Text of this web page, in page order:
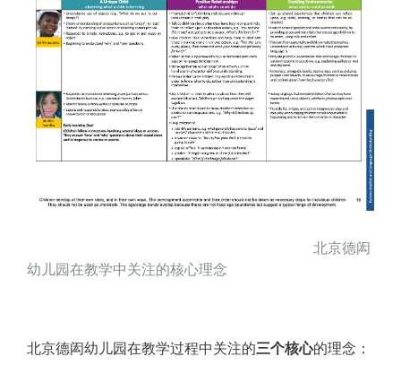
北京德闳
幼儿园在教学中关注的核心理念
北京德闳幼儿园在教学过程中关注的三个核心的理念：